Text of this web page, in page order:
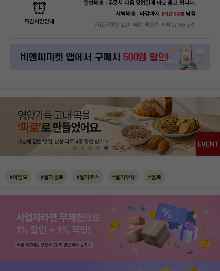
마감시간안내
일반배송 : 주문시 다음 영업일에 바로 출고 됩니다.
새벽배송 : 마감까지 8시간 58분남음
일요일 정오 12시 마감! 월요일 새벽 07:00 도착
#아임요 #딸기음료 #딸기주스 #딸기우유 #음료